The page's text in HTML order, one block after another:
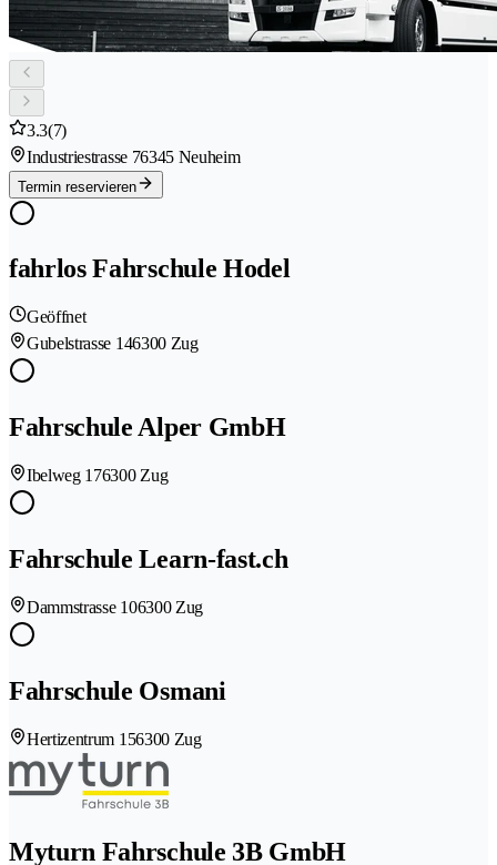
3.3(7)
Industriestrasse 76345 Neuheim
Termin reservieren
fahrlos Fahrschule Hodel
Geöffnet
Gubelstrasse 146300 Zug
Fahrschule Alper GmbH
Ibelweg 176300 Zug
Fahrschule Learn-fast.ch
Dammstrasse 106300 Zug
Fahrschule Osmani
Hertizentrum 156300 Zug
Myturn Fahrschule 3B GmbH